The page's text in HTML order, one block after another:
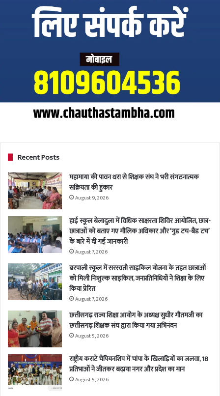
Recent Posts
महामाया की पावन धरा से शिक्षक संघ ने भरी संगठनात्मक
सक्रियता की हुंकार
August 9, 2026
हाई स्कूल बेलादुला में विधिक साक्षरता शिविर आयोजित, छात्र-
छात्राओं को बताए गए मौलिक अधिकार और ‘गुड टच-बैड टच’
के बारे में दी गई जानकारी
August 7, 2026
बरपाली स्कूल में सरस्वती साइकिल योजना के तहत छात्राओं
को मिली निःशुल्क साइकिल, जनप्रतिनिधियों ने शिक्षा के लिए
किया प्रेरित
August 7, 2026
छत्तीसगढ़ राज्य शिक्षा आयोग के अध्यक्ष सुधीर गौतमजी का
छत्तीसगढ़ शिक्षक संघ द्वारा किया गया अभिनंदन
August 5, 2026
राष्ट्रीय कराटे चैंपियनशिप में चांपा के खिलाड़ियों का जलवा, 18
प्रतिभाओं ने जीतकर बढ़ाया नगर और प्रदेश का मान
August 5, 2026